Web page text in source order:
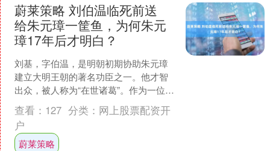
蔚莱策略 刘伯温临死前送
给朱元璋一筐鱼，为何朱元
璋17年后才明白？
刘基，字伯温，是明朝初期协助朱元璋
建立大明王朝的著名功臣之一。他才智
出众，被人称为“在世诸葛”。作为一位杰
出的谋略家，刘伯温精通周易八卦，在
朱元璋统一大明王朝的....
查看： 127 分类： 网上股票配资开
户
蔚莱策略